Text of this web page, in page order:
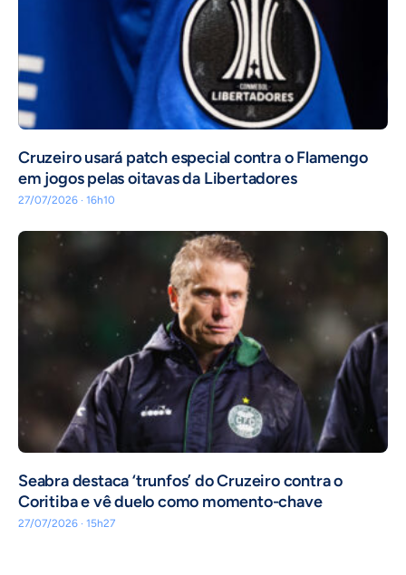
Cruzeiro usará patch especial contra o Flamengo
em jogos pelas oitavas da Libertadores
27/07/2026 · 16h10
Seabra destaca ‘trunfos’ do Cruzeiro contra o
Coritiba e vê duelo como momento-chave
27/07/2026 · 15h27